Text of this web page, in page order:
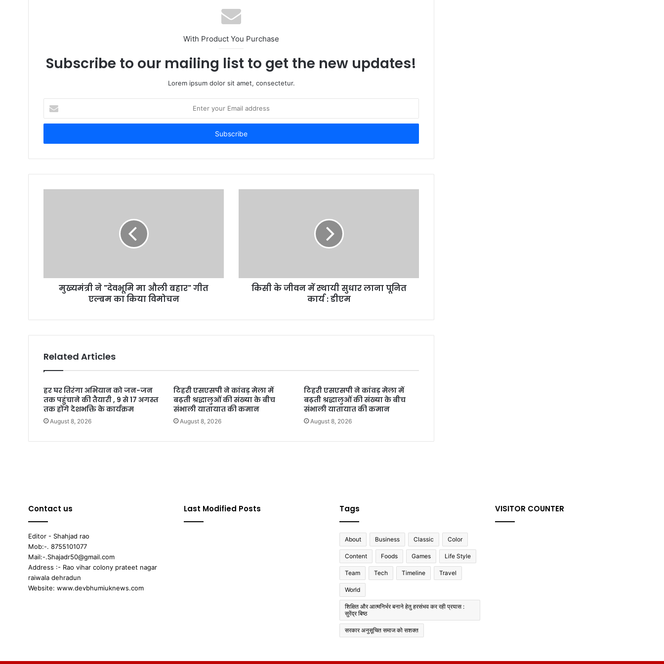
With Product You Purchase
Subscribe to our mailing list to get the new updates!
Lorem ipsum dolor sit amet, consectetur.
your
Email
मुख्यमंत्री ने "देवभूमि मा औली बहार" गीत
एल्बम का किया विमोचन
किसी के जीवन में स्थायी सुधार लाना पूनित
कार्य : डीएम
Related Articles
हर घर तिरंगा अभियान को जन-जन
तक पहुंचाने की तैयारी , 9 से 17 अगस्त
तक होंगे देशभक्ति के कार्यक्रम
August 8, 2026
टिहरी एसएसपी ने कांवड़ मेला में
बढ़ती श्रद्धालुओं की संख्या के बीच
संभाली यातायात की कमान
August 8, 2026
टिहरी एसएसपी ने कांवड़ मेला में
बढ़ती श्रद्धालुओं की संख्या के बीच
संभाली यातायात की कमान
August 8, 2026
Contact us
Editor - Shahjad rao
Mob:-. 8755101077
Mail:-.Shajadr50@gmail.com
Address :- Rao vihar colony prateet nagar
raiwala dehradun
Website: www.devbhumiuknews.com
Last Modified Posts Tags
About Business Classic Color
Content Foods Games Life Style
Team Tech Timeline Travel
World
शिक्षित और आत्मनिर्भर बनाने हेतु हरसंभव कर रही प्रयास :
सुरेंद्र बिष्ठ
सरकार अनुसूचित समाज को सशक्त
VISITOR COUNTER